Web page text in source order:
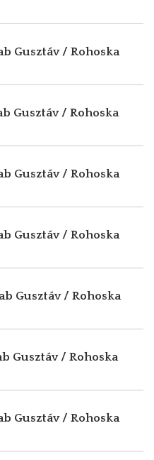
Gusztáv / Rohoska
Gusztáv / Rohoska
Gusztáv / Rohoska
Gusztáv / Rohoska
Gusztáv / Rohoska
Gusztáv / Rohoska
Gusztáv / Rohoska